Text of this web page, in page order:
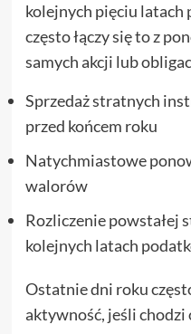
kolejnych pięciu latach
często łączy się to z
samych akcji lub
Sprzedaż stratnych
przed końcem roku
Natychmiastowe
walorów
Rozliczenie powstałej
kolejnych latach
Ostatnie dni roku
aktywność, jeśli